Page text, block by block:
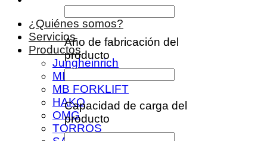
¿Quiénes somos?
Servicios
Productos
Jungheinrich
MITSUBISHI
MB FORKLIFT
HAKO
OMG
TORROS
Año de fabricación del
producto
Capacidad de carga del
producto